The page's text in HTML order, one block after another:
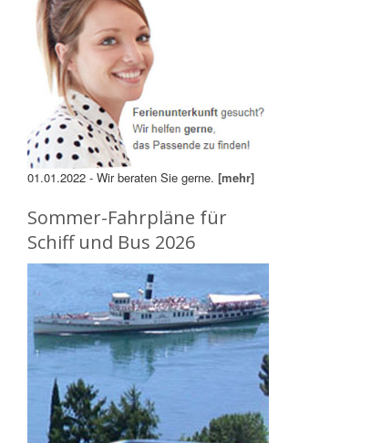
01.01.2022 - Wir beraten Sie gerne. [mehr]
Sommer-Fahrpläne für
Schiff und Bus 2026